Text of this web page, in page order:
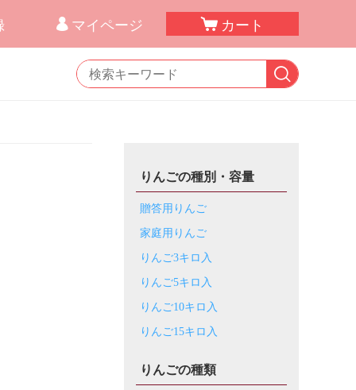
マイページ カート
りんごの種別・容量
贈答用りんご
家庭用りんご
りんご3キロ入
りんご5キロ入
りんご10キロ入
りんご15キロ入
りんごの種類